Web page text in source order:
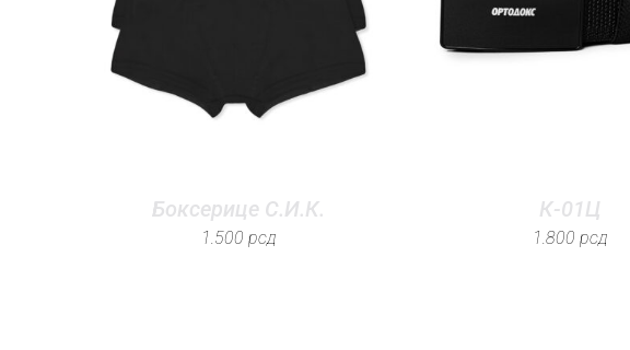
Боксерице С.И.К.
1.500рсд
К-01Ц
1.800 рсд